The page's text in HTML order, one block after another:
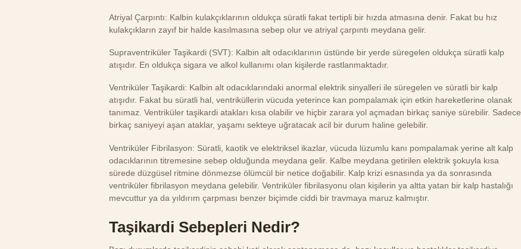
Atriyal Çarpıntı: Kalbin kulakçıklarının oldukça süratli fakat tertipli bir hızda atmasına denir. Fakat bu hız
kulakçıkların zayıf bir halde kasılmasına sebep olur ve atriyal çarpıntı meydana gelir.
Supraventriküler Taşikardi (SVT): Kalbin alt odacıklarının üstünde bir yerde süregelen oldukça süratli kalp
atışıdır. En oldukça sigara ve alkol kullanımı olan kişilerde rastlanmaktadır.
Ventriküler Taşikardi: Kalbin alt odacıklarındaki anormal elektrik sinyalleri ile süregelen ve süratli bir kalp
atışıdır. Fakat bu süratli hal, ventriküllerin vücuda yeterince kan pompalamak için etkin hareketlerine olanak
tanımaz. Ventriküler taşikardi atakları kısa olabilir ve hiçbir zarara yol açmadan birkaç saniye sürebilir. Sadece
birkaç saniyeyi aşan ataklar, yaşamı sekteye uğratacak acil bir durum haline gelebilir.
Ventriküler Fibrilasyon: Süratli, kaotik ve elektriksel ikazlar, vücuda lüzumlu kanı pompalamak yerine alt kalp
odacıklarının titremesine sebep olduğunda meydana gelir. Kalbe meydana getirilen elektrik şokuyla kısa
sürede düzgüsel ritmine dönmezse ölümcül bir netice doğabilir. Kalp krizi esnasında ya da sonrasında
ventriküler fibrilasyon meydana gelebilir. Ventriküler fibrilasyonu olan kişilerin ya altta yatan bir kalp hastalığı
mevcuttur ya da yıldırım çarpması benzer biçimde ciddi bir travmaya maruz kalmıştır.
Taşikardi Sebepleri Nedir?